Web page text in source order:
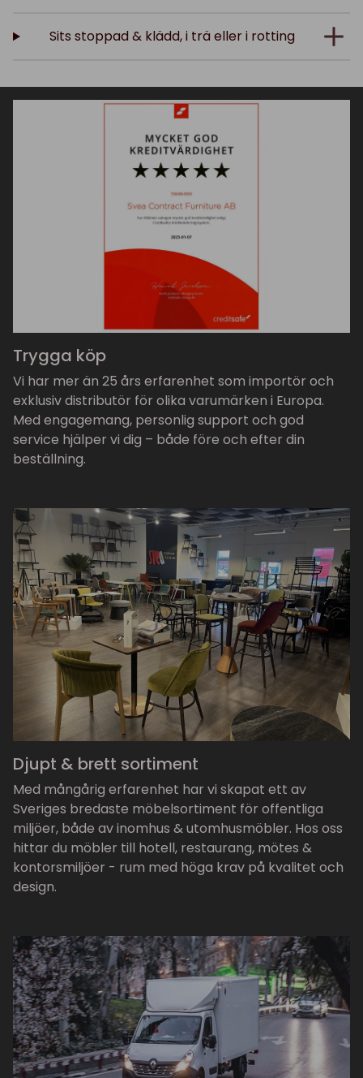
Sits stoppad & klädd, i trä eller i rotting
Trygga köp
Vi har mer än 25 års erfarenhet som importör och
exklusiv distributör för olika varumärken i Europa.
Med engagemang, personlig support och god
service hjälper vi dig – både före och efter din
beställning.
Djupt & brett sortiment
Med mångårig erfarenhet har vi skapat ett av
Sveriges bredaste möbelsortiment för offentliga
miljöer, både av inomhus & utomhusmöbler. Hos oss
hittar du möbler till hotell, restaurang, mötes &
kontorsmiljöer - rum med höga krav på kvalitet och
design.